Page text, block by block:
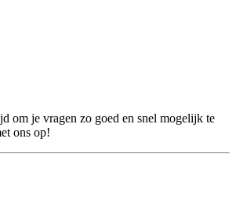
om je vragen zo goed en snel mogelijk te
ons op!